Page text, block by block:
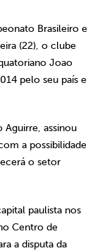
Brasileiro e
(22), o clube
Joao
pelo seu país e
assinou
a possibilidade
o setor
paulista nos
Centro de
a disputa da